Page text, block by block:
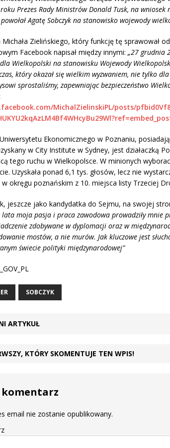
Prezes Rady Ministrów Donald Tusk, na
Agatę Sobczyk na stanowisko wojewody
Michała Zielińskiego, który funkcję tę sprawował
Facebook napisał między innymi: „27 grudnia
Wielkopolski na stanowisku Wojewody
który okazał się wielkim wyzwaniem, nie tylko
sprostaliśmy, zapewniając bezpieczeństwo
MichalZielinskiPL/posts/
Ekonomicznego w Poznaniu,
w City Institute w Sydney, jest działaczką
tego ruchu w Wielkopolsce. W minionych
Uzyskała ponad 6,1 tys. głosów, lecz nie
w okręgu poznańskim z 10. miejsca listy Trzeciej
jeszcze jako kandydatka do Sejmu, na swojej
lata moja pasja i praca zawodowa prowadziły mnie
zdobywane w dyplomacji oraz w
mostów, a nie murów. Jak kluczowe jest
świecie polityki międzynarodowej”
SOBCZYK
ARTYKUŁ
KTÓRY SKOMENTUJE TEN WPIS!
komentarz
email nie zostanie opublikowany.